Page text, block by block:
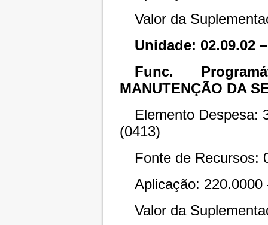
Valor da
Unidade: 02.09.02
Func.
MANUTENÇÃO DA
Elemento Despesa:
(0413)
Fonte de Recursos:
Aplicação:
Valor da